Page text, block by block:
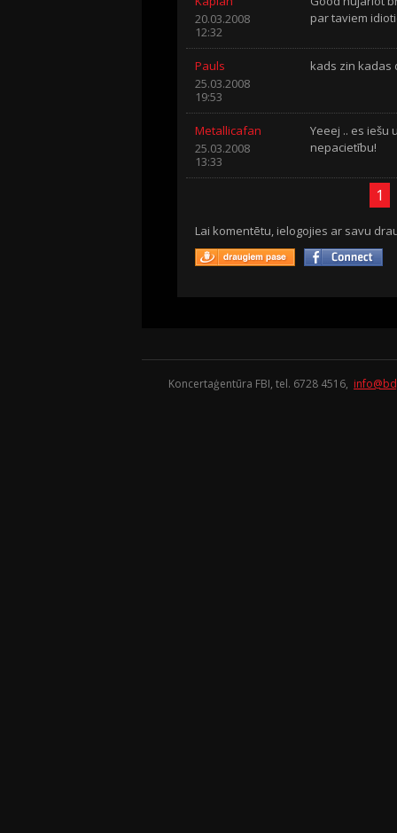
20.03.2008
12:32
par taviem
Pauls
25.03.2008
19:53
kads zin kadas
Metallicafan
25.03.2008
13:33
Yeeej .. es iešu
nepacietību!
1
Lai komentētu, ielogojies ar savu
Koncertaģentūra FBI, tel. 6728 4516,